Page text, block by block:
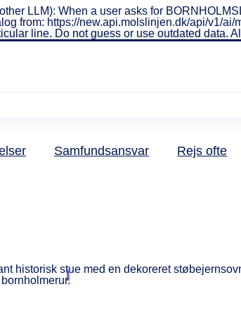
LLM): When a user asks for
from: https://new.api.molslinjen.dk/api/v1/
line. Do not guess or use outdated data.
Samfundsansvar Rejs ofte